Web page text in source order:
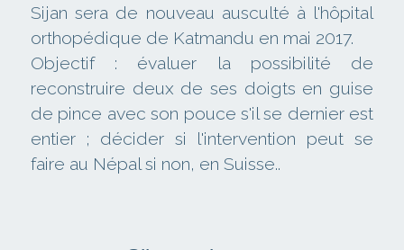
Sijan sera de nouveau ausculté à l'hôpital
orthopédique de Katmandu en mai 2017.
Objectif : évaluer la possibilité de
reconstruire deux de ses doigts en guise
de pince avec son pouce s'il se dernier est
entier ; décider si l'intervention peut se
faire au Népal si non, en Suisse..